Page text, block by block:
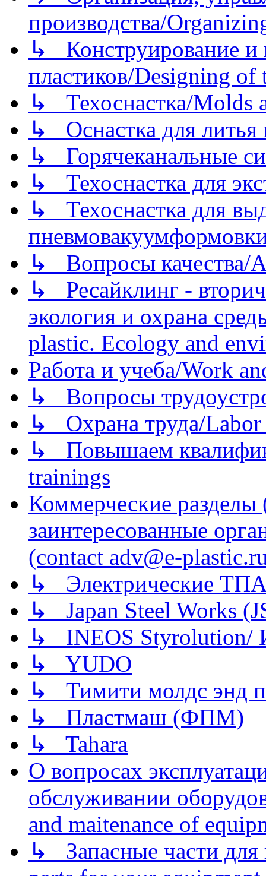
производства/
↳ Конструирование и
пластиков/Designing of
↳ Техоснастка/Molds
↳ Оснастка для литья
↳ Горячеканальные
↳ Техоснастка для
↳ Техоснастка для
↳ Вопросы качества/
↳ Ресайклинг -
экология и охрана
plastic. Ecology and
Работа и учеба/Work
↳ Вопросы
↳ Охрана труда/Labor
↳ Повышаем
trainings
Коммерческие
заинтересованные
(contact adv@e-
↳ Электрические
↳ Japan Steel Works
↳ INEOS
↳ YUDO
↳ Тимити молдс энд
↳ Пластмаш (ФПМ)
↳ Tahara
О вопросах
обслуживании
and maitenance of
↳ Запасные части для